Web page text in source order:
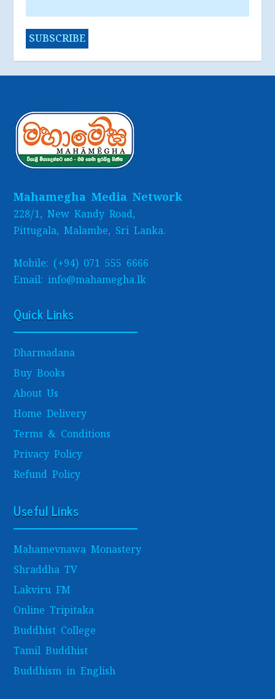
Mahamegha Media Network
228/1, New Kandy Road,
Pittugala, Malambe, Sri Lanka.
Mobile: (+94) 071 555 6666
Email: info@mahamegha.lk
Quick Links
Dharmadana
Buy Books
About Us
Home Delivery
Terms & Conditions
Privacy Policy
Refund Policy
Useful Links
Mahamevnawa Monastery
Shraddha TV
Lakviru FM
Online Tripitaka
Buddhist College
Tamil Buddhist
Buddhism in English